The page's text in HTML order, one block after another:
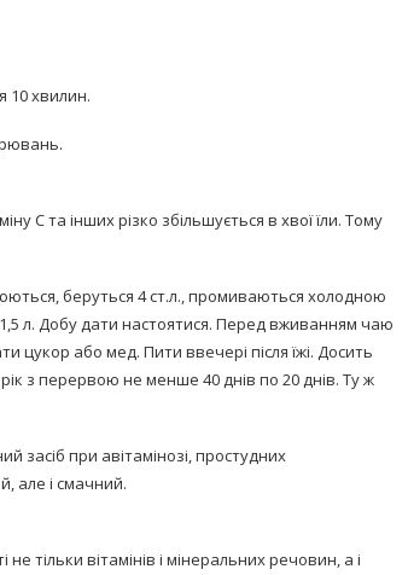
10 хвилин.
С та інших різко збільшується в хвої їли. Тому
беруться 4 ст.л., промиваються холодною
л. Добу дати настоятися. Перед вживанням чаю
або мед. Пити ввечері після їжі. Досить
з перервою не менше 40 днів по 20 днів. Ту ж
засіб при авітамінозі, простудних
але і смачний.
тільки вітамінів і мінеральних речовин, а і